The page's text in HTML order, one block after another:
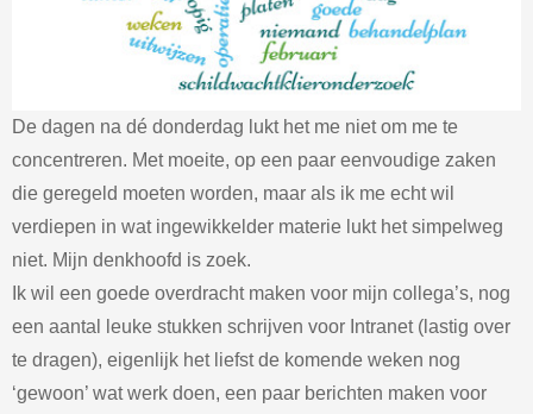
De dagen na dé donderdag lukt het me niet om me te
concentreren. Met moeite, op een paar eenvoudige zaken
die geregeld moeten worden, maar als ik me echt wil
verdiepen in wat ingewikkelder materie lukt het simpelweg
niet. Mijn denkhoofd is zoek.
Ik wil een goede overdracht maken voor mijn collega’s, nog
een aantal leuke stukken schrijven voor Intranet (lastig over
te dragen), eigenlijk het liefst de komende weken nog
‘gewoon’ wat werk doen, een paar berichten maken voor